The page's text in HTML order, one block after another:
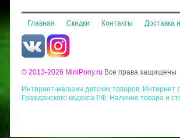
Главная Скидки Контакты Доставка
© 2013-2026 MiniPony.ru Все права защищены
Интернет-магазин детских товаров.
Гражданского кодекса РФ. Наличие товара и